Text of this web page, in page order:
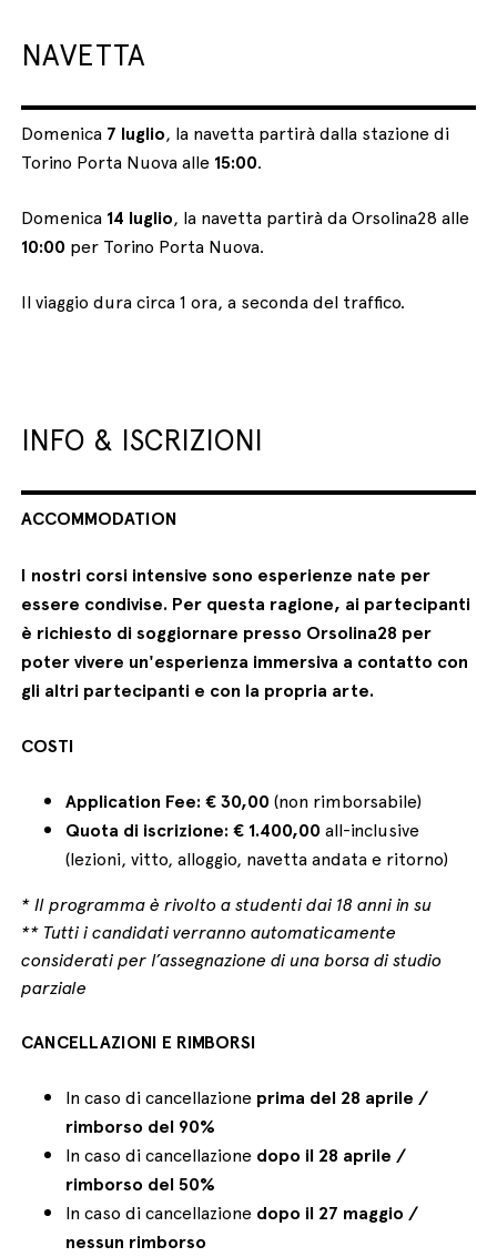
NAVETTA
Domenica 7 luglio, la navetta partirà dalla stazione di
Torino Porta Nuova alle 15:00.
Domenica 14 luglio, la navetta partirà da Orsolina28 alle
10:00 per Torino Porta Nuova.
Il viaggio dura circa 1 ora, a seconda del traffico.
INFO & ISCRIZIONI
ACCOMMODATION
I nostri corsi intensive sono esperienze nate per
essere condivise. Per questa ragione, ai partecipanti
è richiesto di soggiornare presso Orsolina28 per
poter vivere un'esperienza immersiva a contatto con
gli altri partecipanti e con la propria arte.
COSTI
Application Fee: € 30,00 (non rimborsabile)
Quota di iscrizione: € 1.400,00 all-inclusive
(lezioni, vitto, alloggio, navetta andata e ritorno)
* Il programma è rivolto a studenti dai 18 anni in su
** Tutti i candidati verranno automaticamente
considerati per l’assegnazione di una borsa di studio
parziale
CANCELLAZIONI E RIMBORSI
In caso di cancellazione prima del 28 aprile /
rimborso del 90%
In caso di cancellazione dopo il 28 aprile /
rimborso del 50%
In caso di cancellazione dopo il 27 maggio /
nessun rimborso